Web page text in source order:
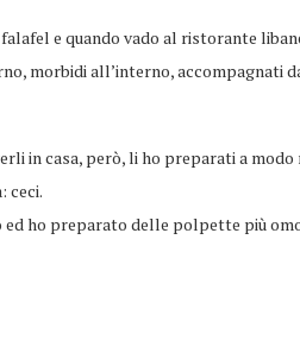
e quando vado al ristorante
morbidi all’interno, accompagnati
in casa, però, li ho preparati a modo
ceci.
ho preparato delle polpette più